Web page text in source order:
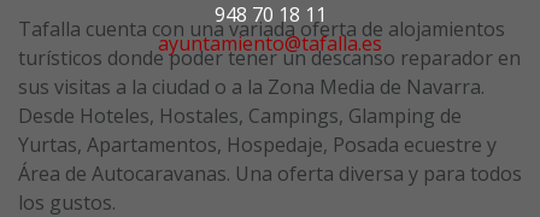
948 70 18 11
ayuntamiento@tafalla.es
Tafalla cuenta con una variada oferta de alojamientos
turísticos donde poder tener un descanso reparador en
sus visitas a la ciudad o a la Zona Media de Navarra.
Desde Hoteles, Hostales, Campings, Glamping de
Yurtas, Apartamentos, Hospedaje, Posada ecuestre y
Área de Autocaravanas. Una oferta diversa y para todos
los gustos.